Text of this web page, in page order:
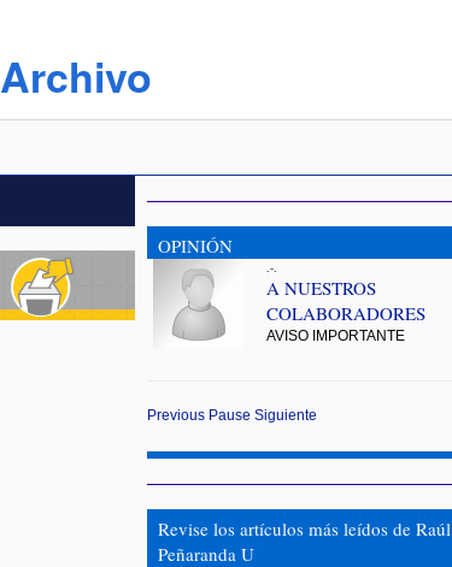
Archivo
OPINIÓN
.-.
A NUESTROS
COLABORADORES
AVISO IMPORTANTE
Previous Pause Siguiente
Revise los artículos más leídos de Raúl
Peñaranda U